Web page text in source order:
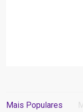
Mais Populares